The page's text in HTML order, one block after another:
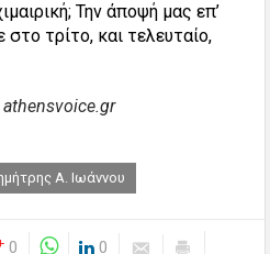
Την άποψή μας επ’
τρίτο, και τελευταίο,
athensvoice.gr
Α. Ιωάννου
0 0